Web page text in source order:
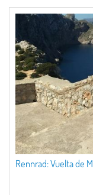
Rennrad: Vuelta de